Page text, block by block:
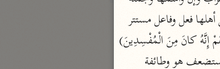
تفسير القرآن العزيز
ابن أبي زمنين (٣٩٩ هـ)
نحو مجلدين
علا خبرها وفاعل علا ضمير مستتر جوازا تقديره هو أي فرعون وفي الأرض متعلقان بعلا وجعل أهلها فعل وفاعل مستتر